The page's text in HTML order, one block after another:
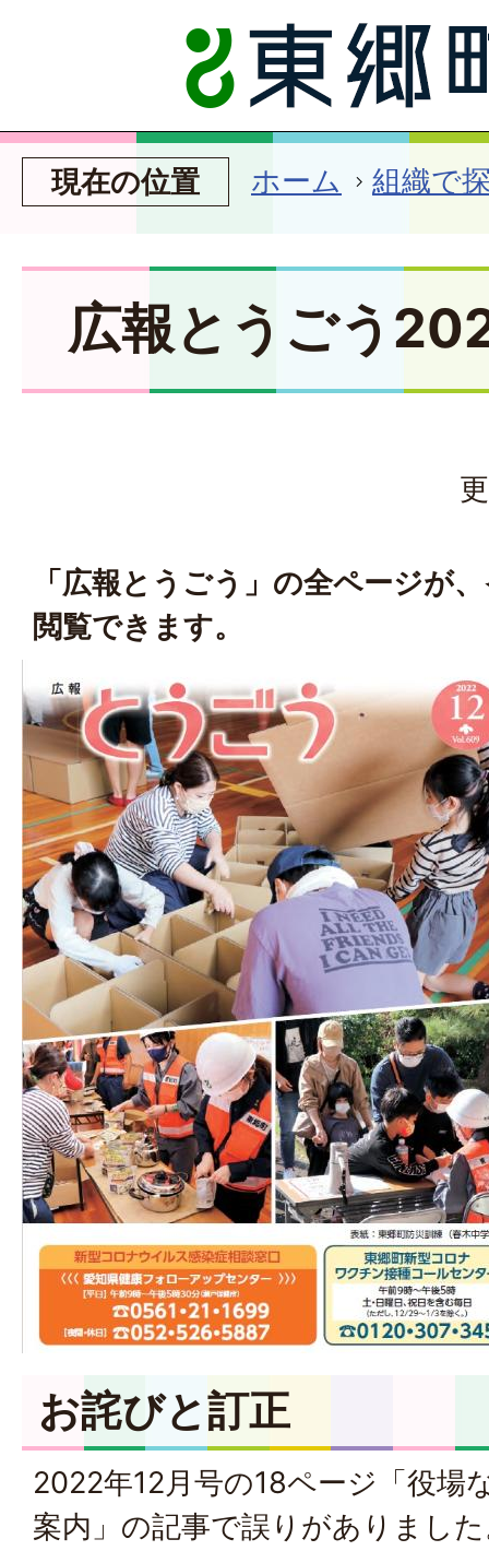
現在の位置 ホーム 組織で
広報とうごう
「広報とうごう」の全ページが
閲覧できます。
お詫びと訂正
2022年12月号の18ページ「役場
案内」の記事で誤りがありまし